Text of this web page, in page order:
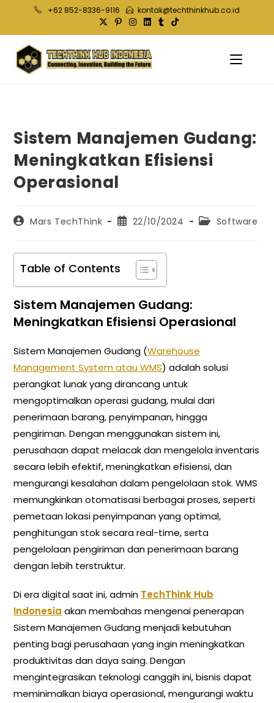
content
+62 852-8336-9116 kontak@techthinkhub.co.id
Sistem Manajemen Gudang:
Meningkatkan Efisiensi
Operasional
PostMars TechThink
Post22/10/2024
PostSoftware
Table of Contents
Sistem Manajemen Gudang:
Meningkatkan Efisiensi Operasional
Sistem Manajemen Gudang (Warehouse
Management System atau WMS) adalah solusi
perangkat lunak yang dirancang untuk
mengoptimalkan operasi gudang, mulai dari
penerimaan barang, penyimpanan, hingga
pengiriman. Dengan menggunakan sistem ini,
perusahaan dapat melacak dan mengelola inventaris
secara lebih efektif, meningkatkan efisiensi, dan
mengurangi kesalahan dalam pengelolaan stok. WMS
memungkinkan otomatisasi berbagai proses, seperti
pemetaan lokasi penyimpanan yang optimal,
penghitungan stok secara real-time, serta
pengelolaan pengiriman dan penerimaan barang
dengan lebih terstruktur.
Di era digital saat ini, admin TechThink Hub
Indonesia akan membahas mengenai penerapan
Sistem Manajemen Gudang menjadi kebutuhan
penting bagi perusahaan yang ingin meningkatkan
produktivitas dan daya saing. Dengan
mengintegrasikan teknologi canggih ini, bisnis dapat
meminimalkan biaya operasional, mengurangi waktu